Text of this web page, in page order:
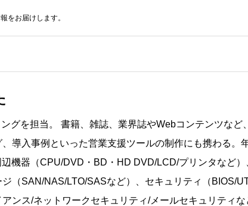
をお届けします。
グを担当。 書籍、雑誌、業界誌やWebコンテンツなど
、導入事例といった営業支援ツールの制作にも携わる
機器（CPU/DVD・BD・HD DVD/LCD/プリンタなど
ジ（SAN/NAS/LTO/SASなど）、セキュリティ（BIOS/
ンス/ネットワークセキュリティ/メールセキュリティ